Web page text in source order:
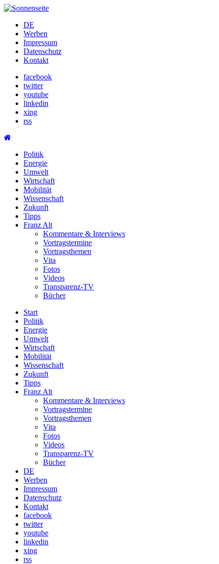
Skip
contentDE
Werben
Impressum
Datenschutz
Kontakt
facebook
twitter
youtube
linkedin
xing
rss
Politik
Energie
Umwelt
Wirtschaft
Mobilität
Wissenschaft
Zukunft
Tipps
Franz Alt
Kommentare & Interviews
Vortragstermine
Vortragsthemen
Vita
Fotos
Videos
Transparenz-TV
Bücher
Start
Politik
Energie
Umwelt
Wirtschaft
Mobilität
Wissenschaft
Zukunft
Tipps
Franz Alt
Kommentare & Interviews
Vortragstermine
Vortragsthemen
Vita
Fotos
Videos
Transparenz-TV
Bücher
DE
Werben
Impressum
Datenschutz
Kontakt
facebook
twitter
youtube
linkedin
xing
rss